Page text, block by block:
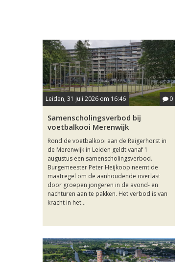
Leiden, 31 juli 2026 om 16:46 0
Samenscholingsverbod bij
voetbalkooi Merenwijk
Rond de voetbalkooi aan de Reigerhorst in
de Merenwijk in Leiden geldt vanaf 1
augustus een samenscholingsverbod.
Burgemeester Peter Heijkoop neemt de
maatregel om de aanhoudende overlast
door groepen jongeren in de avond- en
nachturen aan te pakken. Het verbod is van
kracht in het...